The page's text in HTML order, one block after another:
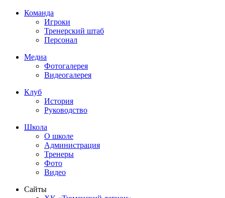
Команда
Игроки
Тренерский штаб
Персонал
Медиа
Фотогалерея
Видеогалерея
Клуб
История
Руководство
Школа
О школе
Администрация
Тренеры
Фото
Видео
Сайты